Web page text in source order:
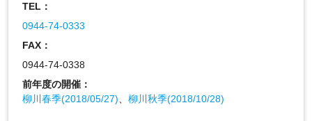
TEL：
0944-74-0333
FAX：
0944-74-0338
前年度の開催：
柳川春季(2018/05/27)、 柳川秋季(2018/10/28)